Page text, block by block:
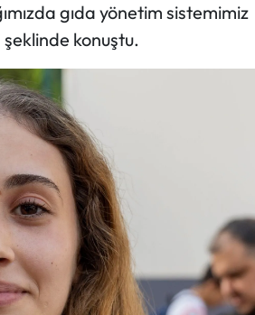
gıda yönetim sistemimiz
konuştu.